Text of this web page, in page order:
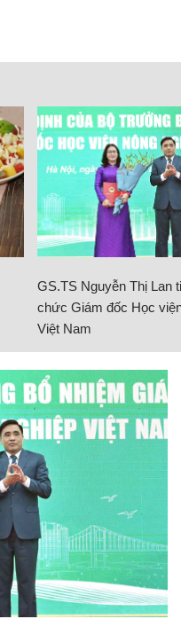
GS.TS Nguyễn Thị Lan
chức Giám đốc Học
Việt Nam